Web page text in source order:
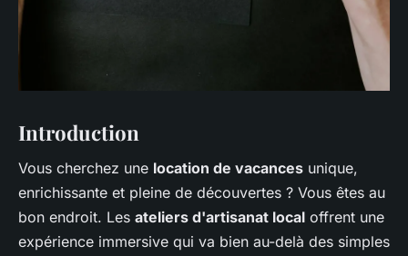
Introduction
Vous cherchez une location de vacances unique,
enrichissante et pleine de découvertes ? Vous êtes au
bon endroit. Les ateliers d'artisanat local offrent une
expérience immersive qui va bien au-delà des simples